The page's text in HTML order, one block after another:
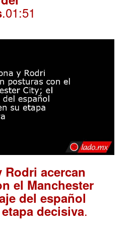
.01:51
Rodri acercan
el Manchester
del español
decisiva.